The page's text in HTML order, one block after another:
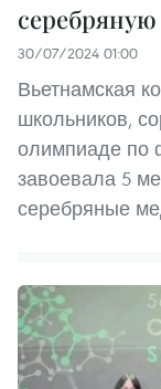
30/07/2024 01:00
Вьетнамская
школьников,
олимпиаде по
завоевала 5
серебряные